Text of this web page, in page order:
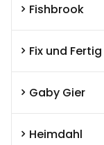
Fishbrook
Fix und Fertig
Gaby Gier
Heimdahl